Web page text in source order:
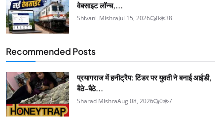
वेबसाइट लॉन्च,...
Shivani_MishraJul 15, 2026 0 38
Recommended Posts
प्रयागराज में हनीट्रैप: टिंडर पर युवती ने बनाई आईडी,
बैठे-बैठे...
Sharad MishraAug 08, 2026 0 7